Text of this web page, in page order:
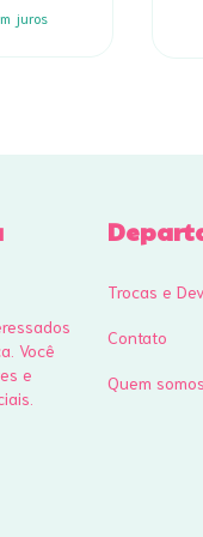
juros
Você
e
Trocas e
Contato
Quem somos